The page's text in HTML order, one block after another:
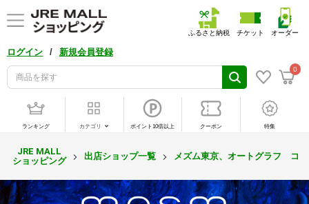
ログイン / 新規会員登録
0
ふるさと納税 チケット オーダー
ランキング カテゴリ ポイント10倍以上 クーポン 特集
JRE MALL
ショッピング
出店ショップ一覧 メズム東京、オートグラフ コ